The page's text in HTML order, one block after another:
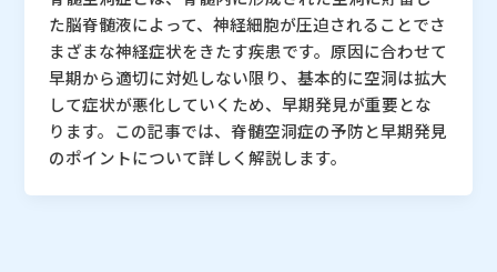
た脳脊髄液によって、神経細胞が圧迫されることでさ
まざまな神経症状をきたす疾患です。原因に合わせて
早期から適切に対処しない限り、基本的に空洞は拡大
して症状が悪化していくため、早期発見が重要とな
ります。この記事では、脊髄空洞症の予防と早期発見
のポイントについて詳しく解説します。